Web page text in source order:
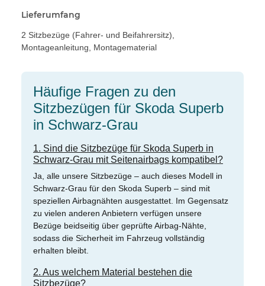
Lieferumfang
2 Sitzbezüge (Fahrer- und Beifahrersitz),
Montageanleitung, Montagematerial
Häufige Fragen zu den
Sitzbezügen für Skoda Superb
in Schwarz-Grau
1. Sind die Sitzbezüge für Skoda Superb in
Schwarz-Grau mit Seitenairbags kompatibel?
Ja, alle unsere Sitzbezüge – auch dieses Modell in
Schwarz-Grau für den Skoda Superb – sind mit
speziellen Airbagnähten ausgestattet. Im Gegensatz
zu vielen anderen Anbietern verfügen unsere
Bezüge beidseitig über geprüfte Airbag-Nähte,
sodass die Sicherheit im Fahrzeug vollständig
erhalten bleibt.
2. Aus welchem Material bestehen die
Sitzbezüge?